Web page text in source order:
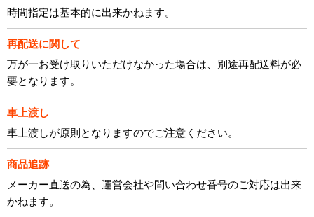
時間指定は基本的に出来かねます。
再配送に関して
万が一お受け取りいただけなかった場合は、別途再配送料が必
要となります。
車上渡し
車上渡しが原則となりますのでご注意ください。
商品追跡
メーカー直送の為、運営会社や問い合わせ番号のご対応は出来
かねます。